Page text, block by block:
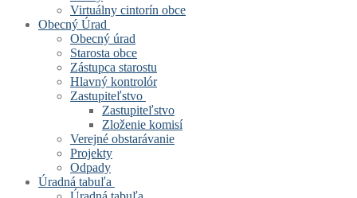
Virtuálny cintorín obce
Obecný Úrad
Obecný úrad
Starosta obce
Zástupca starostu
Hlavný kontrolór
Zastupiteľstvo
Zastupiteľstvo
Zloženie komisí
Verejné obstarávanie
Projekty
Odpady
Úradná tabuľa